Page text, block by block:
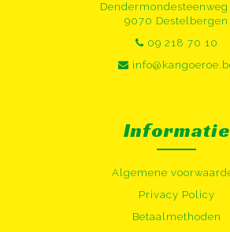
9070 Destelbergen
09 218 70 10
Informatie
Algemene
Privacy Policy
Betaalmethoden